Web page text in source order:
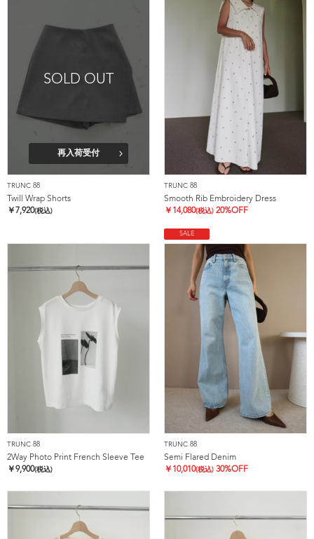
SOLD OUT
再入荷受付
TRUNC 88
Twill Wrap Shorts
￥ 7,920(税込)
TRUNC 88
Smooth Rib Embroidery Dress
￥ 14,080(税込) 20%OFF
TRUNC 88
2Way Photo Print French Sleeve Tee
￥9,900(税込)
SALE
TRUNC 88
Semi Flared Denim
￥ 10,010(税込) 30%OFF